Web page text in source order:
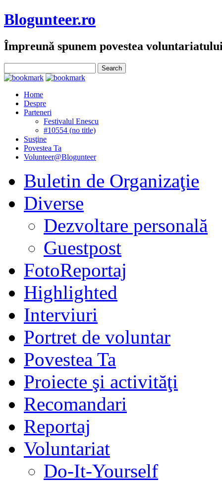
Blogunteer.ro
Împreună spunem povestea
Home
Despre
Parteneri
Festivalul Enescu
#10554 (no title)
Susţine
Povestea Ta
Volunteer@Blogunteer
Buletin de Organizaţie
Diverse
Dezvoltare personală
Guestpost
FotoReportaj
Highlighted
Interviuri
Portret de voluntar
Povestea Ta
Proiecte şi activităţi
Recomandari
Reportaj
Voluntariat
Do-It-Yourself